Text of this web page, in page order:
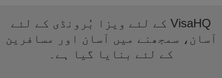
VisaHQ کے لئے ویزا بُرونڈی کے لئے
آسان، سمجھنے میں آسان اور مسافرین
کے لئے بنایا گیا ہے۔